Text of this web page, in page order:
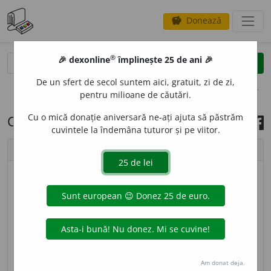
savings Donează
opțiuni
Cuvântul zilei, 1 aprilie 2026
imagine © Andrea Homorodean
PĂCĂLICI, păcălici, s. m.Persoană care are obiceiul
să păcălească, să facă farse. ♦ Numele unui joc de
în care pierde cel care rămâne cu singura carte fără
🎉 dexonline® împlinește 25 de ani 🎉
De un sfert de secol suntem aici, gratuit, zi de zi,
pentru milioane de căutări.
Cu o mică donație aniversară ne-ați ajuta să păstrăm
cuvintele la îndemâna tuturor și pe viitor.
Am donat deja.